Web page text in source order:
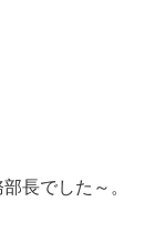
長でした～。